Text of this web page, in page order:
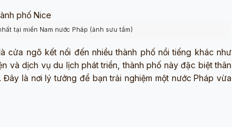
tại miền Nam nước Pháp (ảnh sưu tầm)
cửa ngõ kết nối đến nhiều thành phố nổi tiếng khác như
và dịch vụ du lịch phát triển, thành phố này đặc biệt thân
là nơi lý tưởng để bạn trải nghiệm một nước Pháp vừa